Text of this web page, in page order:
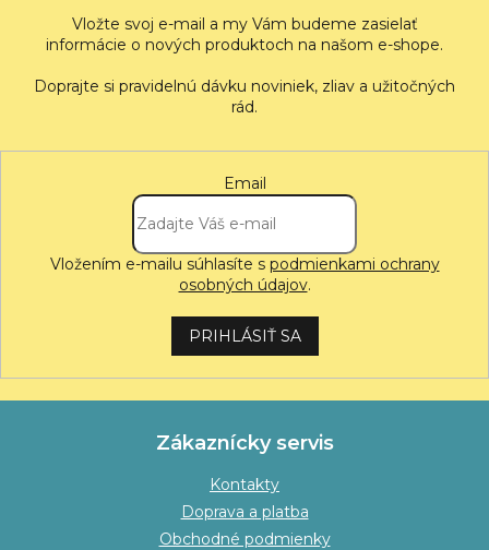
Vložte svoj e-mail a my Vám budeme zasielať
informácie o nových produktoch na našom e-shope.
Email
Vložením e-mailu súhlasíte s podmienkami ochrany
osobných údajov.
PRIHLÁSIŤ SA
Zákaznícky servis
Kontakty
Doprava a platba
Obchodné podmienky